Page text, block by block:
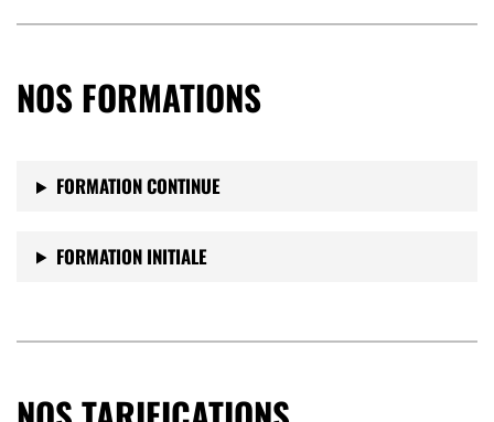
NOS FORMATIONS
FORMATION CONTINUE
FORMATION INITIALE